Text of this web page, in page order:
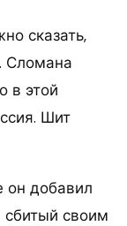
сказать,
Сломана
в этой
Шит
он добавил
сбитый своим